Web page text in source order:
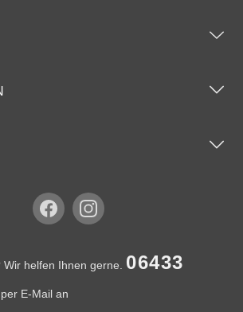
helfen Ihnen gerne. 06433
E-Mail an